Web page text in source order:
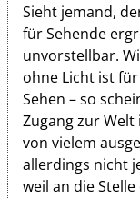
Sieht jemand,
für Sehende
unvorstellbar.
ohne Licht ist
Sehen – so
Zugang zur
von vielem
allerdings nicht
weil an die